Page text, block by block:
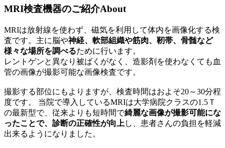
MRI検査機器のご紹介About
MRIは放射線を使わず、磁気を利用して体内を画像化する検
査です。主に脳や神経、軟部組織や筋肉、靭帯、骨髄など
様々な場所を調べるために行います。
レントゲンと異なり被ばくがなく、造影剤を使わなくても血
管の画像が撮影可能な画像検査です。
撮影する部位にもよりますが、検査時間はおよそ20～30分程
度です。 当院で導入しているMRIは大学病院クラスの1.5Ｔ
の最新型で、従来よりも短時間で綺麗な画像が撮影可能にな
ったことで、診断の正確性が向上 し、患者さんの負担を軽減
出来るようになりました。